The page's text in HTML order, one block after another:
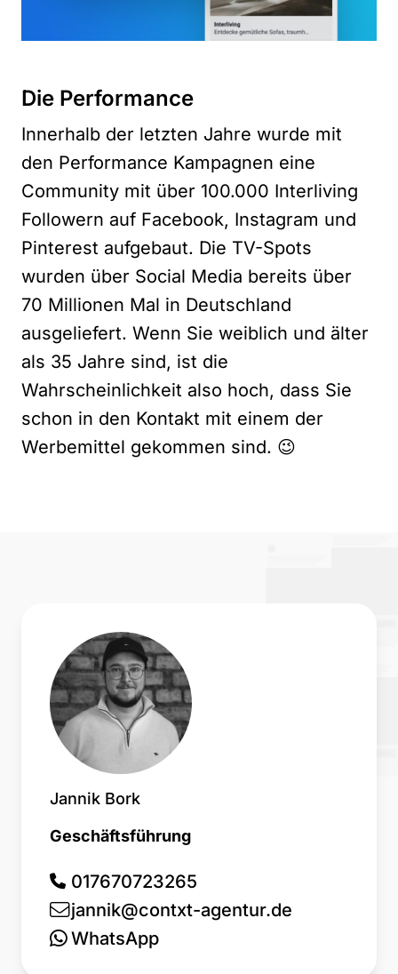
Die Performance
Innerhalb der letzten Jahre wurde mit
den Performance Kampagnen eine
Community mit über 100.000 Interliving
Followern auf Facebook, Instagram und
Pinterest aufgebaut. Die TV-Spots
wurden über Social Media bereits über
70 Millionen Mal in Deutschland
ausgeliefert. Wenn Sie weiblich und älter
als 35 Jahre sind, ist die
Wahrscheinlichkeit also hoch, dass Sie
schon in den Kontakt mit einem der
Werbemittel gekommen sind. 😉
Jannik Bork
Geschäftsführung
017670723265
jannik@contxt-agentur.de
WhatsApp